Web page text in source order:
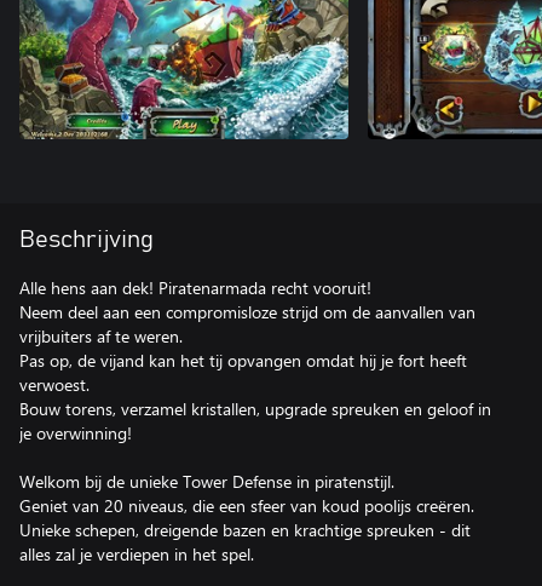
Beschrijving
Alle hens aan dek! Piratenarmada recht vooruit!
Neem deel aan een compromisloze strijd om de aanvallen van
vrijbuiters af te weren.
Pas op, de vijand kan het tij opvangen omdat hij je fort heeft
verwoest.
Bouw torens, verzamel kristallen, upgrade spreuken en geloof in
je overwinning!
Welkom bij de unieke Tower Defense in piratenstijl.
Geniet van 20 niveaus, die een sfeer van koud poolijs creëren.
Unieke schepen, dreigende bazen en krachtige spreuken - dit
alles zal je verdiepen in het spel.